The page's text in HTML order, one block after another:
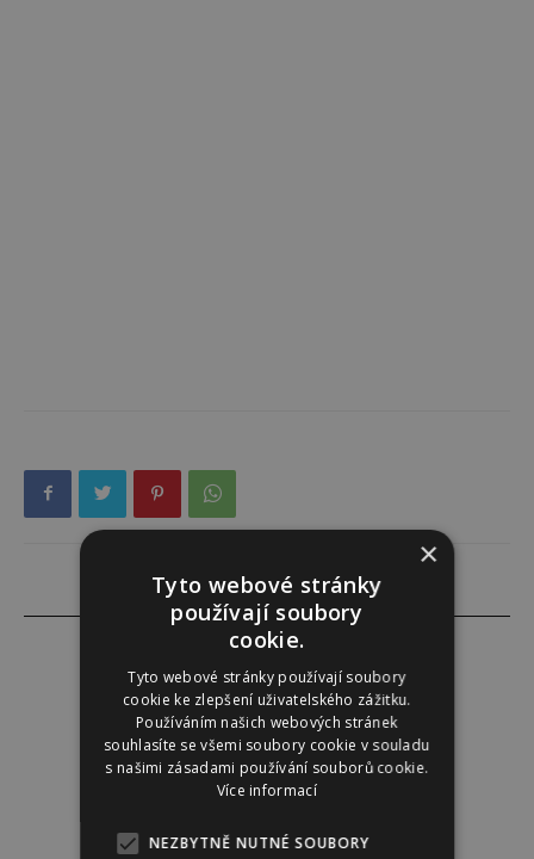
Tereza Lindauerová
http://www.zdravivharmonii.cz
×
Tyto webové stránky
používají soubory
cookie.
Tyto webové stránky používají soubory
cookie ke zlepšení uživatelského zážitku.
Používáním našich webových stránek
souhlasíte se všemi soubory cookie v souladu
s našimi zásadami používání souborů cookie.
Více informací
NEZBYTNĚ NUTNÉ SOUBORY